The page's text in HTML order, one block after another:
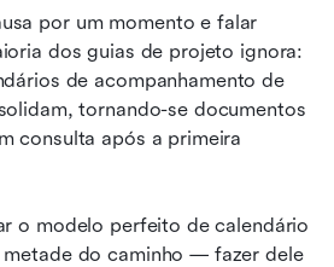
por um momento e falar
dos guias de projeto ignora:
de acompanhamento de
tornando-se documentos
consulta após a primeira
o modelo perfeito de calendário
do caminho — fazer dele